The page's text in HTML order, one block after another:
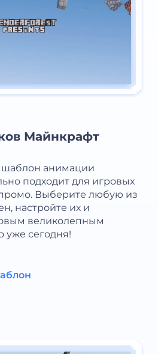
Майнкрафт
шаблон анимации
подходит для игровых
Выберите любую из
настройте их и
великолепным
уже сегодня!